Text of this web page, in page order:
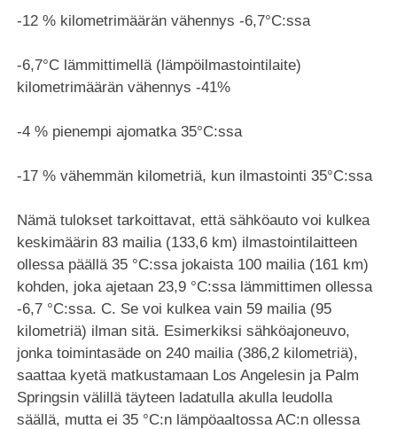
-12 % kilometrimäärän vähennys -6,7°C:ssa
-6,7°C lämmittimellä (lämpöilmastointilaite)
kilometrimäärän vähennys -41%
-4 % pienempi ajomatka 35°C:ssa
-17 % vähemmän kilometriä, kun ilmastointi 35°C:ssa
Nämä tulokset tarkoittavat, että sähköauto voi kulkea
keskimäärin 83 mailia (133,6 km) ilmastointilaitteen
ollessa päällä 35 °C:ssa jokaista 100 mailia (161 km)
kohden, joka ajetaan 23,9 °C:ssa lämmittimen ollessa
-6,7 °C:ssa. C. Se voi kulkea vain 59 mailia (95
kilometriä) ilman sitä. Esimerkiksi sähköajoneuvo,
jonka toimintasäde on 240 mailia (386,2 kilometriä),
saattaa kyetä matkustamaan Los Angelesin ja Palm
Springsin välillä täyteen ladatulla akulla leudolla
säällä, mutta ei 35 °C:n lämpöaaltossa AC:n ollessa